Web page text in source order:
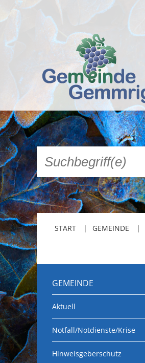
START GEMEINDE
GEMEINDE
Aktuell
Notfall/Notdienste/Krise
Hinweisgeberschutz